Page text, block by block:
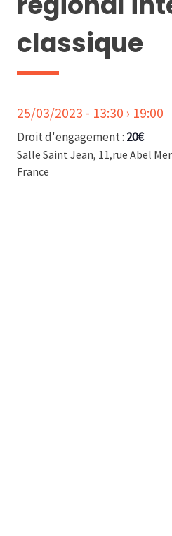
classique
25/03/2023 - 13:30 › 19:00
Droit d'engagement : 20€
Salle Saint Jean, 11,rue Abel
France